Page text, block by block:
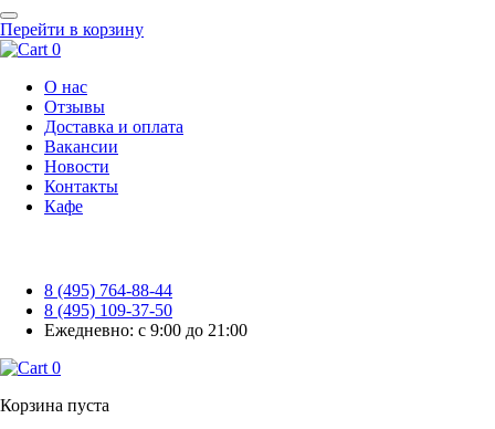
Перейти в корзину
0
О нас
Отзывы
Доставка и оплата
Вакансии
Новости
Контакты
Кафе
8 (495) 764-88-44
8 (495) 109-37-50
Ежедневно: с 9:00 до 21:00
0
Корзина пуста